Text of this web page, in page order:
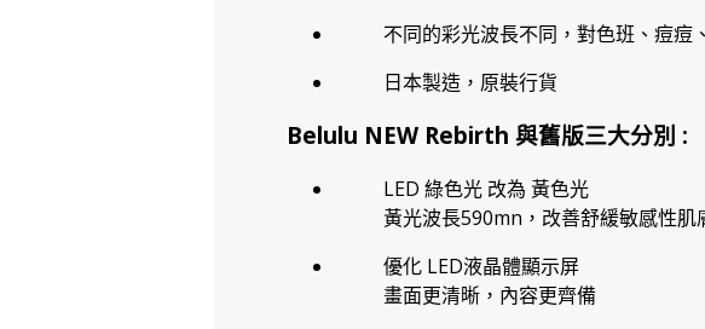
不同的彩光波長不同，對色班、痘
日本製造，原裝行貨
Belulu NEW Rebirth 與舊版三大分別 :
LED 綠色光 改為 黃色光
黃光波長590mn，改善舒緩敏感性
優化 LED液晶體顯示屏
畫面更清晰，內容更齊備